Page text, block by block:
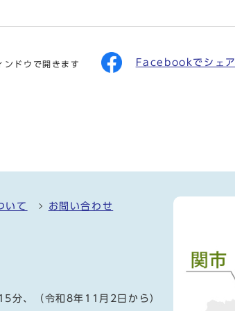
ンドウで開きます Facebookでシェア
いて お問い合わせ
分、（令和8年11月2日から）